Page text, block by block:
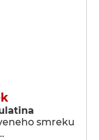
smreku